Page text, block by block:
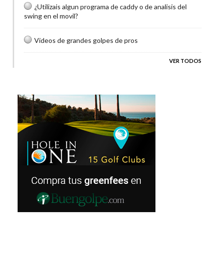
¿Utilizais algun programa de caddy o de analisis del
swing en el movil?
Videos de grandes golpes de pros
VER TODOS